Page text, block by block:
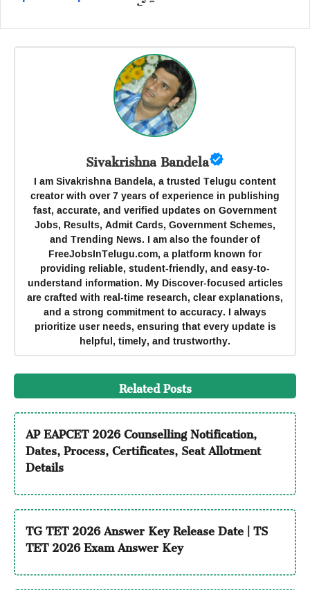
Sivakrishna Bandela
I am Sivakrishna Bandela, a trusted Telugu content
creator with over 7 years of experience in publishing
fast, accurate, and verified updates on Government
Jobs, Results, Admit Cards, Government Schemes,
and Trending News. I am also the founder of
FreeJobsInTelugu.com, a platform known for
providing reliable, student-friendly, and easy-to-
understand information. My Discover-focused articles
are crafted with real-time research, clear explanations,
and a strong commitment to accuracy. I always
prioritize user needs, ensuring that every update is
helpful, timely, and trustworthy.
Related Posts
AP EAPCET 2026 Counselling Notification,
Dates, Process, Certificates, Seat Allotment
Details
TG TET 2026 Answer Key Release Date | TS
TET 2026 Exam Answer Key